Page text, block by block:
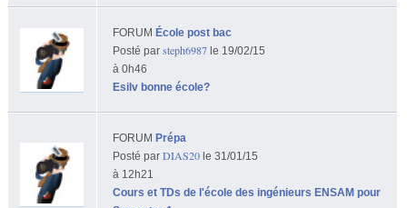
FORUM École post bac
Posté par steph6987le 19/02/15
à 0h46
Esilv bonne école?
FORUM Prépa
Posté par DIAS20le 31/01/15
à 12h21
Cours et TDs de l'école des ingénieurs ENSAM pour